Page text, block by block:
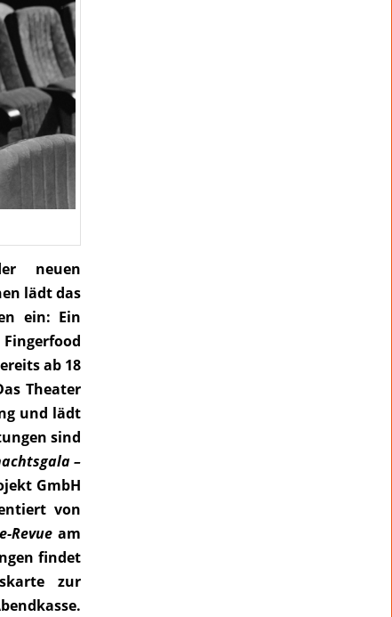
neuen
lädt das
ein: Ein
ab 18
Theater
und lädt
sind
–
GmbH
von
Revue am
findet
zur